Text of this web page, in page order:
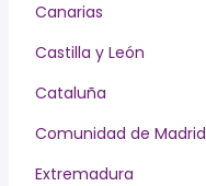
Canarias
Castilla y León
Cataluña
Comunidad de Madrid
Extremadura